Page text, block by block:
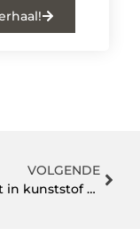
VOLGENDE
Specialist in kunststof spuitgieten